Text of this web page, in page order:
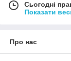
Сьогодні
Показати
Про нас